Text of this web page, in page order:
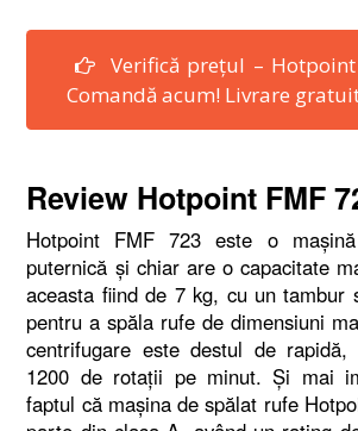
Verifică prețul – Hotpoint
Comandă acum! Livrare
Review Hotpoint FMF
Hotpoint FMF 723 este o
puternică şi chiar are o capacitate
aceasta fiind de 7 kg, cu un tambur
pentru a spăla rufe de dimensiuni
centrifugare este destul de
1200 de rotaţii pe minut. Şi mai
faptul că maşina de spălat rufe